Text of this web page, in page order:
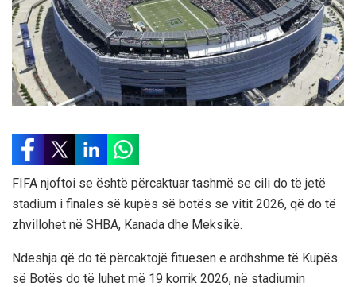
FIFA njoftoi se është përcaktuar tashmë se cili do të jetë
stadium i finales së kupës së botës se vitit 2026, që do të
zhvillohet në SHBA, Kanada dhe Meksikë.
Ndeshja që do të përcaktojë fituesen e ardhshme të Kupës
së Botës do të luhet më 19 korrik 2026, në stadiumin